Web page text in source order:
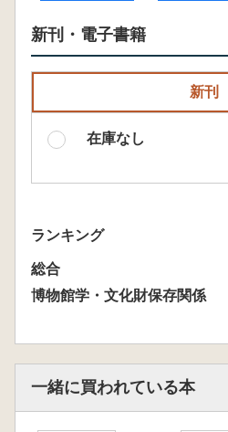
新刊・電子書籍
新刊
在庫なし
ランキング
総合
博物館学・文化財保存関係
一緒に買われている本